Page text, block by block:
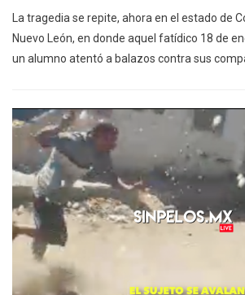
La tragedia se repite, ahora en el estado de
Nuevo León, en donde aquel fatídico 18 de
un alumno atentó a balazos contra sus